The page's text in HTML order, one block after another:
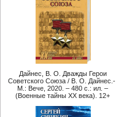
Дайнес, В. О. Дважды Герои
Советского Союза / В. О. Дайнес.-
М.: Вече, 2020. – 480 с.: ил. –
(Военные тайны ХХ века). 12+